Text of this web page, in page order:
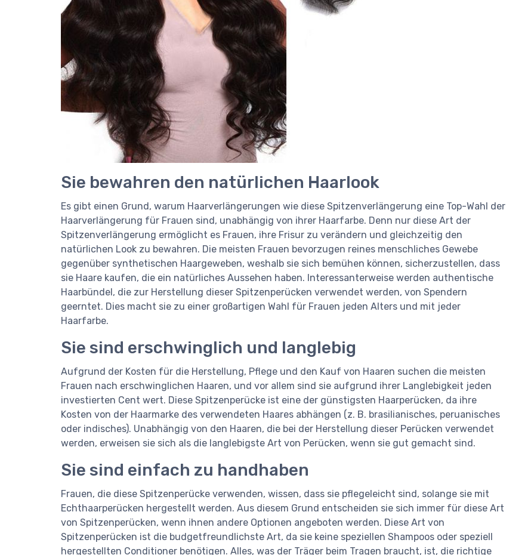
Sie bewahren den natürlichen Haarlook
Es gibt einen Grund, warum Haarverlängerungen wie diese Spitzenverlängerung eine Top-Wahl der
Haarverlängerung für Frauen sind, unabhängig von ihrer Haarfarbe. Denn nur diese Art der
Spitzenverlängerung ermöglicht es Frauen, ihre Frisur zu verändern und gleichzeitig den
natürlichen Look zu bewahren. Die meisten Frauen bevorzugen reines menschliches Gewebe
gegenüber synthetischen Haargeweben, weshalb sie sich bemühen können, sicherzustellen, dass
sie Haare kaufen, die ein natürliches Aussehen haben. Interessanterweise werden authentische
Haarbündel, die zur Herstellung dieser Spitzenperücken verwendet werden, von Spendern
geerntet. Dies macht sie zu einer großartigen Wahl für Frauen jeden Alters und mit jeder
Haarfarbe.
Sie sind erschwinglich und langlebig
Aufgrund der Kosten für die Herstellung, Pflege und den Kauf von Haaren suchen die meisten
Frauen nach erschwinglichen Haaren, und vor allem sind sie aufgrund ihrer Langlebigkeit jeden
investierten Cent wert. Diese Spitzenperücke ist eine der günstigsten Haarperücken, da ihre
Kosten von der Haarmarke des verwendeten Haares abhängen (z. B. brasilianisches, peruanisches
oder indisches). Unabhängig von den Haaren, die bei der Herstellung dieser Perücken verwendet
werden, erweisen sie sich als die langlebigste Art von Perücken, wenn sie gut gemacht sind.
Sie sind einfach zu handhaben
Frauen, die diese Spitzenperücke verwenden, wissen, dass sie pflegeleicht sind, solange sie mit
Echthaarperücken hergestellt werden. Aus diesem Grund entscheiden sie sich immer für diese Art
von Spitzenperücken, wenn ihnen andere Optionen angeboten werden. Diese Art von
Spitzenperücken ist die budgetfreundlichste Art, da sie keine speziellen Shampoos oder speziell
hergestellten Conditioner benötigen. Alles, was der Träger beim Tragen braucht, ist, die richtige